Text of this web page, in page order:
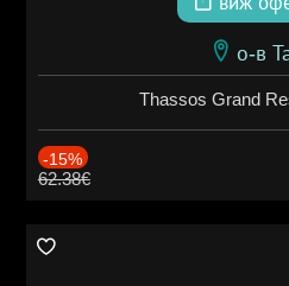
о-в
Thassos Grand
-15%
62.38€